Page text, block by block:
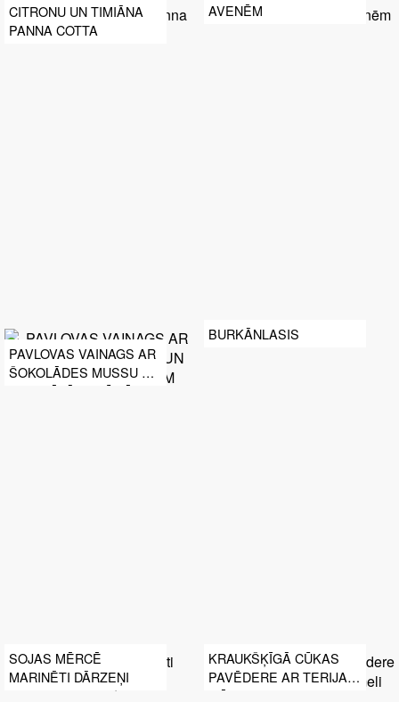
CITRONU UN TIMIĀNA
PANNA COTTA
AVENĒM
PAVLOVAS VAINAGS AR
ŠOKOLĀDES MUSSU UN
MARINĒTĀM PLŪMĒM
BURKĀNLASIS
SOJAS MĒRCĒ
MARINĒTI DĀRZEŅI
KRAUKŠĶĪGĀ CŪKAS
PAVĒDERE AR TERIJAKI
MĒRCES KARAMELI